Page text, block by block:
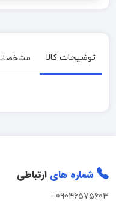
توضیحات کالا
شماره های ارتباطی
09046575603
-